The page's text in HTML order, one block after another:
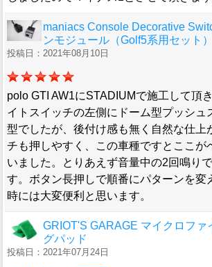
maniacs Console Decorative
ンモジュール（Golf5系用セット）
投稿日：2021年08月10日
polo GTI AW1にSTADIUMで施工して頂
イトスイッチの左側にドーム型プッシュ
型でしたが、後付け感も無く自然な仕上
チも押しやすく、この車種ですとここが
いました。とりあえず音量中の2回鳴り
す。ボタン長押しで順番にパターンを変
時には大変便利と思います。
GRIOT'S GARAGE マイクロファ
グパッド
投稿日：2021年07月24日